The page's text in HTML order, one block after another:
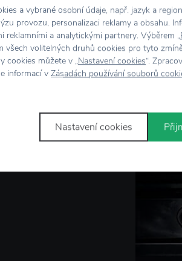
Coquo
a vybrané osobní údaje, např. jazyk a
provozu, personalizaci reklamy a obsahu.
reklamními a analytickými partnery. Výběrem „
všech volitelných druhů cookies pro tyto
cookies můžete v „Nastavení cookies“.
informací v Zásadách používání souborů
Nastavení cookies